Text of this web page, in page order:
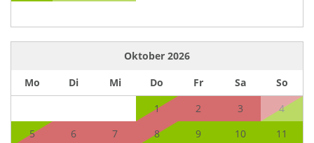
Oktober 2026
Mo
Di Mi Do Fr Sa
So
1
2 3
4
5
6 7 8 9 10 11